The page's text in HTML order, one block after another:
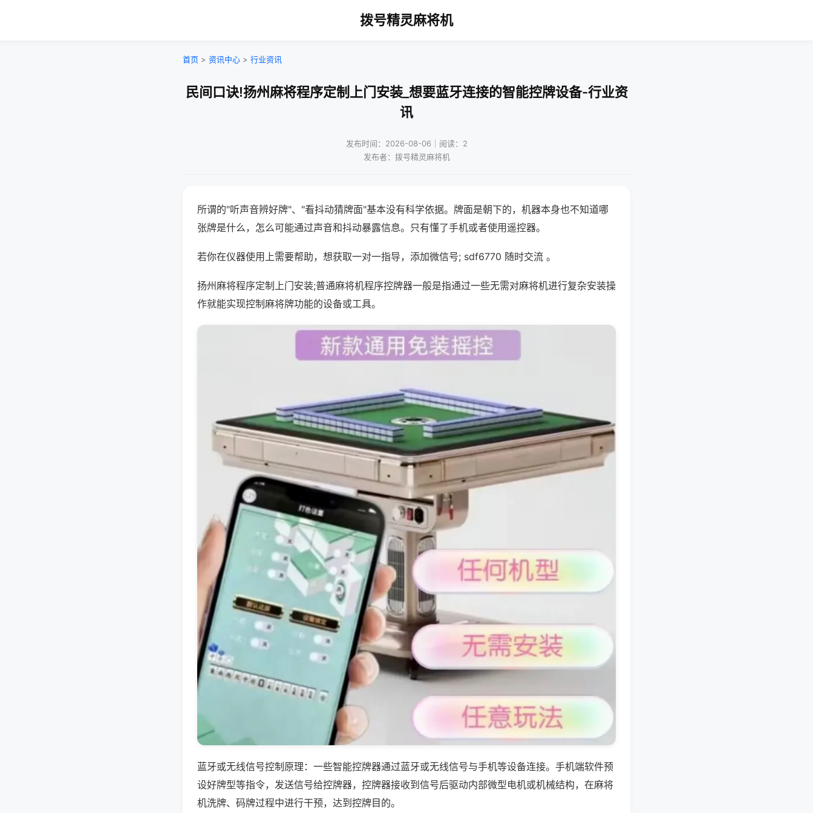
拨号精灵麻将机
首页 > 资讯中心 > 行业资讯
民间口诀!扬州麻将程序定制上门安装_想要蓝牙连接的智能控牌设备-行业资
讯
发布时间：2026-08-06｜阅读：2
发布者：拨号精灵麻将机
所谓的"听声音辨好牌"、"看抖动猜牌面"基本没有科学依据。牌面是朝下的，机器本身也不知道哪
张牌是什么，怎么可能通过声音和抖动暴露信息。只有懂了手机或者使用遥控器。
若你在仪器使用上需要帮助，想获取一对一指导，添加微信号; sdf6770 随时交流 。
扬州麻将程序定制上门安装;普通麻将机程序控牌器一般是指通过一些无需对麻将机进行复杂安装操
作就能实现控制麻将牌功能的设备或工具。
蓝牙或无线信号控制原理：一些智能控牌器通过蓝牙或无线信号与手机等设备连接。手机端软件预
设好牌型等指令，发送信号给控牌器，控牌器接收到信号后驱动内部微型电机或机械结构，在麻将
机洗牌、码牌过程中进行干预，达到控牌目的。